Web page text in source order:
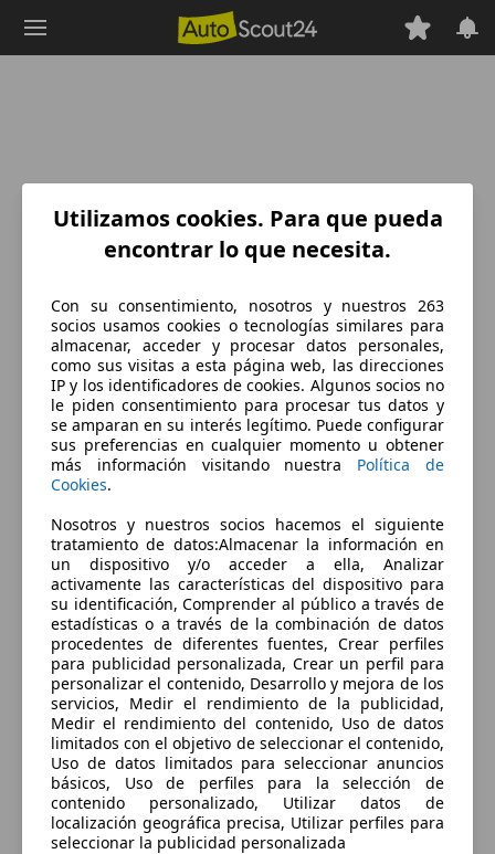
Sorry, something went wrong.
Go to application home
Utilizamos cookies. Para que pueda
encontrar lo que necesita.
Con su consentimiento, nosotros y nuestros 263
socios usamos cookies o tecnologías similares para
almacenar, acceder y procesar datos personales,
como sus visitas a esta página web, las direcciones
IP y los identificadores de cookies. Algunos socios no
le piden consentimiento para procesar tus datos y
se amparan en su interés legítimo. Puede configurar
sus preferencias en cualquier momento u obtener
más información visitando nuestra Política de
Cookies.
Nosotros y nuestros socios hacemos el siguiente
tratamiento de datos:Almacenar la información en
un dispositivo y/o acceder a ella, Analizar
activamente las características del dispositivo para
su identificación, Comprender al público a través de
estadísticas o a través de la combinación de datos
procedentes de diferentes fuentes, Crear perfiles
para publicidad personalizada, Crear un perfil para
personalizar el contenido, Desarrollo y mejora de los
servicios, Medir el rendimiento de la publicidad,
Medir el rendimiento del contenido, Uso de datos
limitados con el objetivo de seleccionar el contenido,
Uso de datos limitados para seleccionar anuncios
básicos, Uso de perfiles para la selección de
contenido personalizado, Utilizar datos de
localización geográfica precisa, Utilizar perfiles para
seleccionar la publicidad personalizada